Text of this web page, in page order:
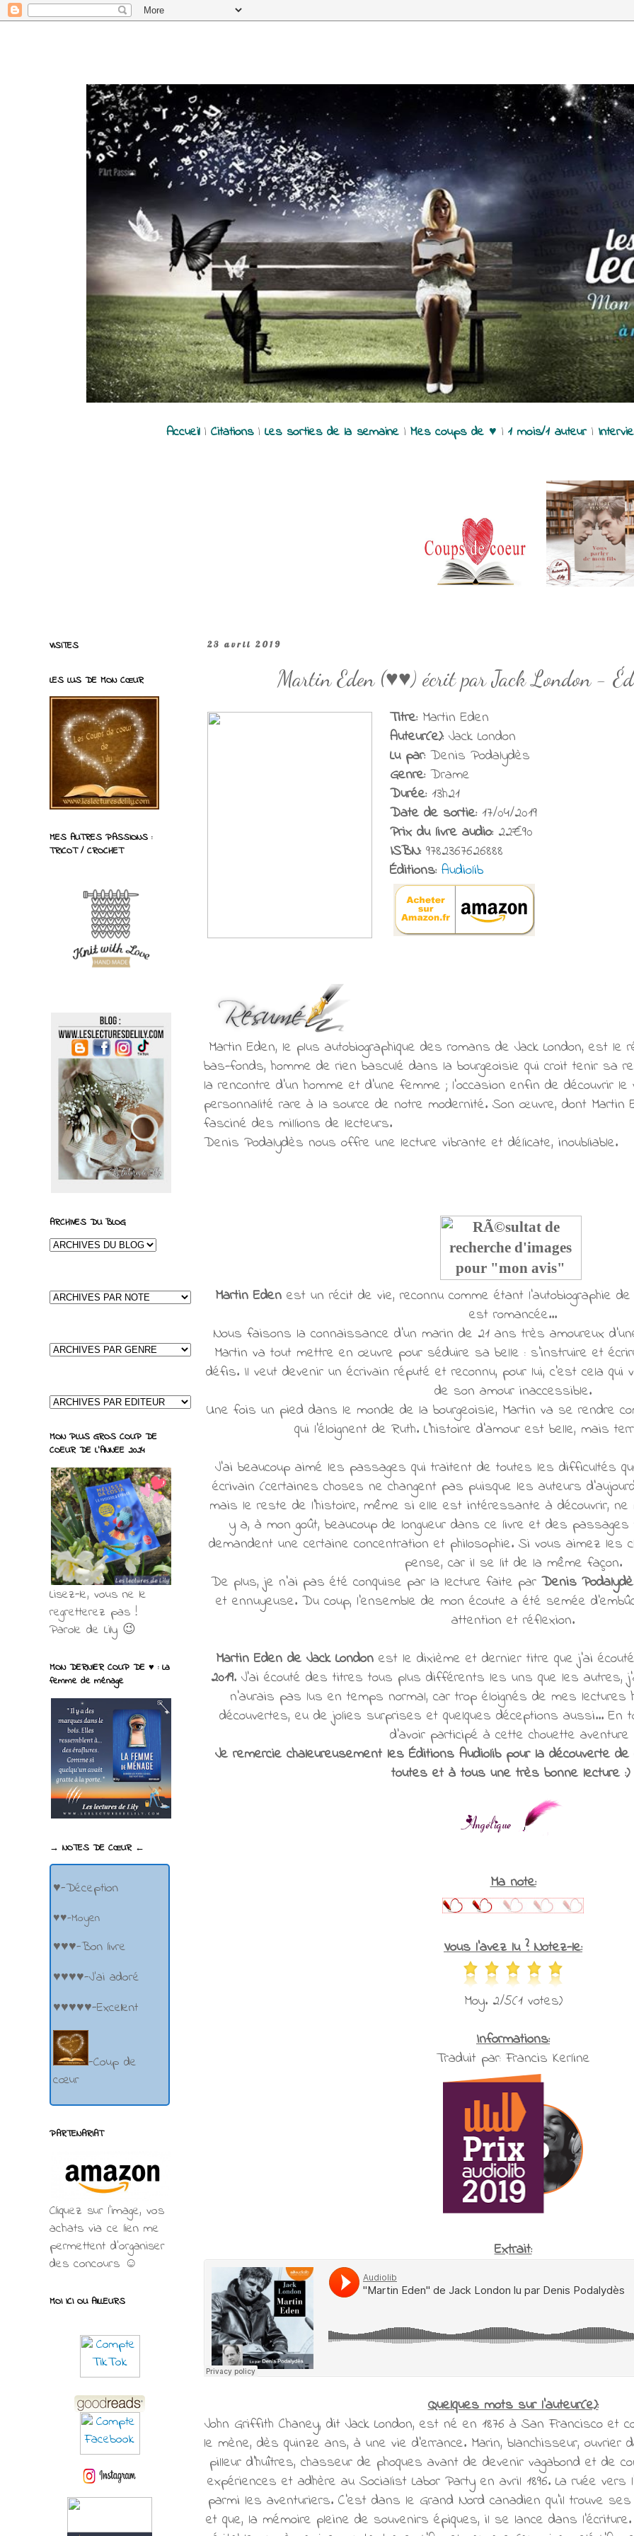
Accueil| Citations| Les sorties de la semaine| Mes coups de ♥ | 1 mois/1 auteur|
23 avril 2019
Martin Eden (♥♥) écrit par Jack London -
Titre: Martin Eden
Auteur(e): Jack London
Lu par:Denis Podalydès
Genre: Drame
Durée: 13h21
Date de sortie: 17/04/2019
Prix du livre audio: 22€90
ISBN: 9782367626888
Éditions: Audiolib
Martin Eden, le plus autobiographique des romans de Jack London, est le
bas-fonds, homme de rien basculé dans la bourgeoisie qui croit tenir sa
la rencontre d’un homme et d’une femme ; l’occasion enfin de découvrir
personnalité rare à la source de notre modernité. Son œuvre, dont Martin
fasciné des millions de lecteurs.
Denis Podalydès nous offre une lecture vibrante et délicate, inoubliable.
Martin Eden est un récit de vie, reconnu comme étant l'autobiographie de
est romancée...
Nous faisons la connaissance d'un marin de 21 ans très amoureux
Martin va tout mettre en œuvre pour séduire sa belle : s'instruire et
défis. Il veut devenir un écrivain réputé et reconnu, pour lui, c'est cela qui
de son amour inaccessible.
Une fois un pied dans le monde de la bourgeoisie, Martin va se rendre
qui l'éloignent de Ruth. L'histoire d'amour est belle, mais
J'ai beaucoup aimé les passages qui traitent de toutes les difficultés
écrivain (certaines choses ne changent pas puisque les auteurs
mais le reste de l'histoire, même si elle est intéressante à découvrir, ne
y a, à mon goût, beaucoup de longueur dans ce livre et des
demandent une certaine concentration et philosophie. Si vous aimez les
pense, car il se lit de la même façon.
De plus, je n'ai pas été conquise par la lecture faite par Denis
et ennuyeuse. Du coup, l'ensemble de mon écoute a été semée
attention et réflexion.
Martin Eden de Jack London est le dixième et dernier titre que j'ai
2019. J'ai écouté des titres tous plus différents les uns que les autres,
n'aurais pas lus en temps normal, car trop éloignés de mes lectures
découvertes, eu de jolies surprises et quelques déceptions aussi... En
d'avoir participé à cette chouette aventure
Je remercie chaleureusement les Éditions Audiolib pour la découverte
toutes et à tous une très bonne lecture :)
Ma note:
Vous l'avez lu ? Notez-le:
Moy. 2/5(1 votes)
Informations:
Traduit par: Francis Kerline
Extrait:
Quelques mots sur l'auteur(e):
John Griffith Chaney, dit Jack London, est né en 1876 à San Francisco et
le mène, dès quinze ans, à une vie d’errance. Marin, blanchisseur,
pilleur d’huîtres, chasseur de phoques avant de devenir vagabond et de
expériences et adhère au Socialist Labor Party en avril 1896. La ruée vers
parmi les aventuriers. C’est dans le Grand Nord canadien qu’il trouve
et que, la mémoire pleine de souvenirs épiques, il se lance dans
VISITES
LES LUS DE MON CŒUR
MES AUTRES PASSIONS :
TRICOT / CROCHET
ARCHIVES DU BLOG
MON PLUS GROS COUP DE
COEUR DE L'ANNEE 2024
Lisez-le, vous ne le
regretterez pas !
Parole de Lily 😉
MON DERNIER COUP DE ♥ : La
femme de ménage
→ NOTES DE CŒUR ←
♥-Déception
♥♥-Moyen
♥♥♥-Bon livre
♥♥♥♥-J'ai adoré
♥♥♥♥♥-Excellent
-Coup de
cœur
PARTENARIAT
Cliquez sur l'image, vos
achats via ce lien me
permettent d’organiser
des concours ☺
MOI ICI OU AILLEURS